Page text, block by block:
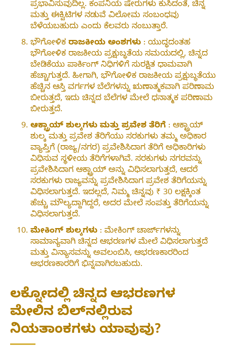
ಪ್ರಭಾವಿಸುವುದಿಲ್ಲ. ಕಂಪನಿಯ ಷೇರುಗಳು ಕುಸಿದಂತೆ, ಚಿನ್ನ
ಮತ್ತು ಈಕ್ವಿಟಿಗಳ ನಡುವೆ ವಿಲೋಮ ಸಂಬಂಧವು
ಬೆಳೆಯಬಹುದು ಎಂದು ಕೆಲವರು ನಂಬುತ್ತಾರೆ.
ಭೌಗೋಳಿಕ ರಾಜಕೀಯ ಅಂಶಗಳು : ಯುದ್ಧದಂತಹ
ಭೌಗೋಳಿಕ ರಾಜಕೀಯ ಪ್ರಕ್ಷುಬ್ಧತೆಯ ಸಮಯದಲ್ಲಿ, ಚಿನ್ನದ
ಬೇಡಿಕೆಯು ಪಾರ್ಕಿಂಗ್ ನಿಧಿಗಳಿಗೆ ಸುರಕ್ಷಿತ ಧಾಮವಾಗಿ
ಹೆಚ್ಚಾಗುತ್ತದೆ. ಹೀಗಾಗಿ, ಭೌಗೋಳಿಕ ರಾಜಕೀಯ ಪ್ರಕ್ಷುಬ್ಧತೆಯು
ಹೆಚ್ಚಿನ ಆಸ್ತಿ ವರ್ಗಗಳ ಬೆಲೆಗಳನ್ನು ಋಣಾತ್ಮಕವಾಗಿ ಪರಿಣಾಮ
ಬೀರುತ್ತದೆ, ಇದು ಚಿನ್ನದ ಬೆಲೆಗಳ ಮೇಲೆ ಧನಾತ್ಮಕ ಪರಿಣಾಮ
ಬೀರುತ್ತದೆ.
ಆಕ್ಟ್ರಾಯ್ ಶುಲ್ಕಗಳು ಮತ್ತು ಪ್ರವೇಶ ತೆರಿಗೆ : ಆಕ್ಟ್ರಾಯ್
ಶುಲ್ಕ ಮತ್ತು ಪ್ರವೇಶ ತೆರಿಗೆಯು ಸರಕುಗಳು ತಮ್ಮ ಅಧಿಕಾರ
ವ್ಯಾಪ್ತಿಗೆ (ರಾಜ್ಯ/ನಗರ) ಪ್ರವೇಶಿಸಿದಾಗ ತೆರಿಗೆ ಅಧಿಕಾರಿಗಳು
ವಿಧಿಸುವ ಸ್ಥಳೀಯ ತೆರಿಗೆಗಳಾಗಿವೆ. ಸರಕುಗಳು ನಗರವನ್ನು
ಪ್ರವೇಶಿಸಿದಾಗ ಆಕ್ಟ್ರಾಯ್ ಅನ್ನು ವಿಧಿಸಲಾಗುತ್ತದೆ, ಆದರೆ
ಸರಕುಗಳು ರಾಜ್ಯವನ್ನು ಪ್ರವೇಶಿಸಿದಾಗ ಪ್ರವೇಶ ತೆರಿಗೆಯನ್ನು
ವಿಧಿಸಲಾಗುತ್ತದೆ. ಇದಲ್ಲದೆ, ನಿಮ್ಮ ಚಿನ್ನವು ₹ 30 ಲಕ್ಷಕ್ಕಿಂತ
ಹೆಚ್ಚು ಮೌಲ್ಯದ್ದಾಗಿದ್ದರೆ, ಅದರ ಮೇಲೆ ಸಂಪತ್ತು ತೆರಿಗೆಯನ್ನು
ವಿಧಿಸಲಾಗುತ್ತದೆ.
ಮೇಕಿಂಗ್ ಶುಲ್ಕಗಳು : ಮೇಕಿಂಗ್ ಚಾರ್ಜ್‌ಗಳನ್ನು
ಸಾಮಾನ್ಯವಾಗಿ ಚಿನ್ನದ ಆಭರಣಗಳ ಮೇಲೆ ವಿಧಿಸಲಾಗುತ್ತದೆ
ಮತ್ತು ವಿನ್ಯಾಸವನ್ನು ಅವಲಂಬಿಸಿ, ಆಭರಣಕಾರರಿಂದ
ಆಭರಣಕಾರರಿಗೆ ಭಿನ್ನವಾಗಿರಬಹುದು.
ಲಕ್ನೋದಲ್ಲಿ ಚಿನ್ನದ ಆಭರಣಗಳ
ಮೇಲಿನ ಬಿಲ್‌ನಲ್ಲಿರುವ
ನಿಯತಾಂಕಗಳು ಯಾವುವು?